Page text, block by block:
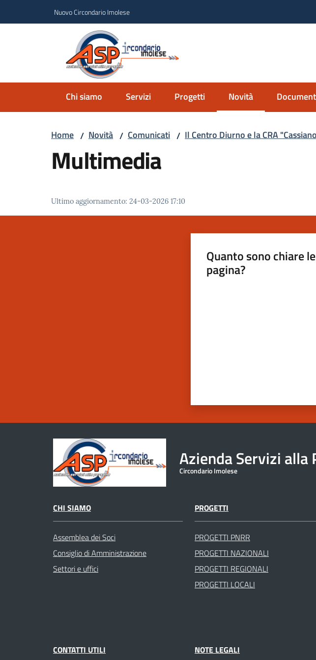
Nuovo Circondario Imolese
Chi siamo Servizi Progetti Novità
Menu selezionato
Home / Novità / Comunicati / Il Centro Diurno e la CRA
Multimedia
Ultimo aggiornamento: 24-03-2026 17:10
Quanto sono chiare
pagina?
Azienda Servizi alla
Circondario Imolese
CHI SIAMO
Assemblea dei Soci
Consiglio di Amministrazione
Settori e uffici
PROGETTI
PROGETTI PNRR
PROGETTI NAZIONALI
PROGETTI REGIONALI
PROGETTI LOCALI
CONTATTI UTILI NOTE LEGALI